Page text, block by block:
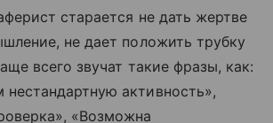
старается не дать жертве
не дает положить трубку
всего звучат такие фразы, как:
активность»,
«Возможна